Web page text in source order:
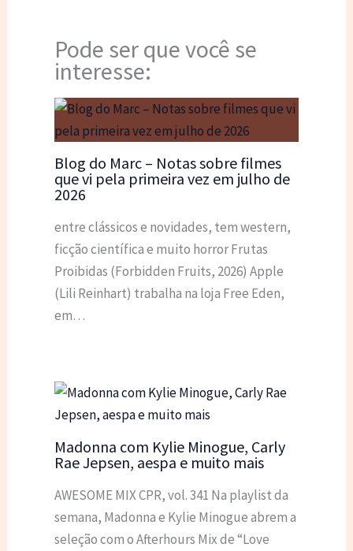
Pode ser que você se
interesse:
Blog do Marc – Notas sobre filmes
que vi pela primeira vez em julho de
2026
entre clássicos e novidades, tem western,
ficção científica e muito horror Frutas
Proibidas (Forbidden Fruits, 2026) Apple
(Lili Reinhart) trabalha na loja Free Eden,
em…
Madonna com Kylie Minogue, Carly
Rae Jepsen, aespa e muito mais
AWESOME MIX CPR, vol. 341 Na playlist da
semana, Madonna e Kylie Minogue abrem a
seleção com o Afterhours Mix de “Love